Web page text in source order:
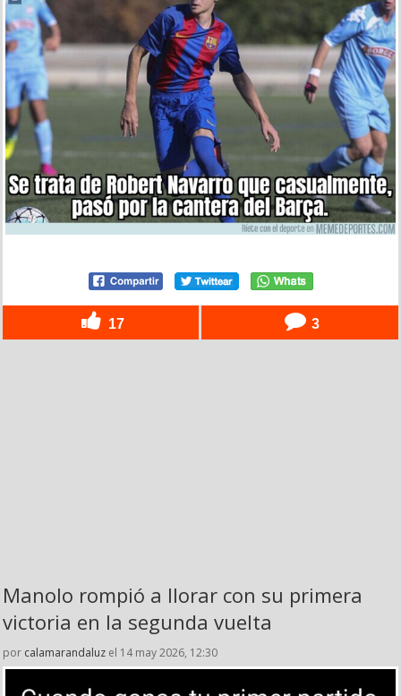
17 3
Manolo rompió a llorar con su primera
victoria en la segunda vuelta
por calamarandaluz el 14 may 2026, 12:30